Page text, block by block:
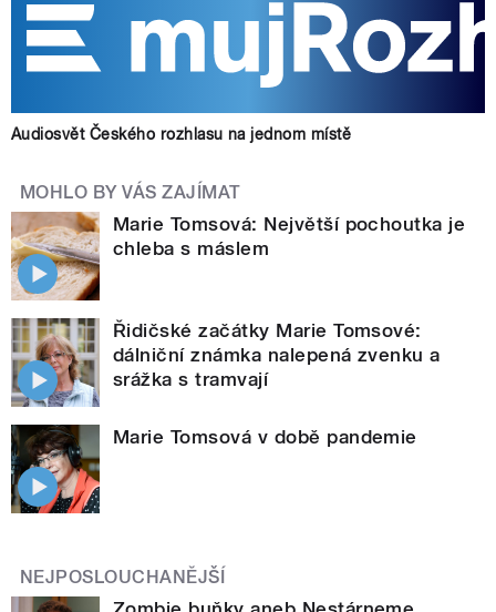
Audiosvět Českého rozhlasu na jednom místě
MOHLO BY VÁS ZAJÍMAT
Marie Tomsová: Největší pochoutka je
chleba s máslem
Řidičské začátky Marie Tomsové:
dálniční známka nalepená zvenku a
srážka s tramvají
Marie Tomsová v době pandemie
NEJPOSLOUCHANĚJŠÍ